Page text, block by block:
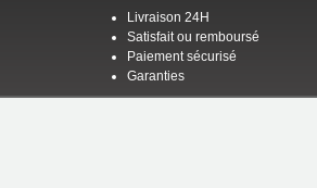
Livraison 24H
Satisfait ou remboursé
Paiement sécurisé
Garanties